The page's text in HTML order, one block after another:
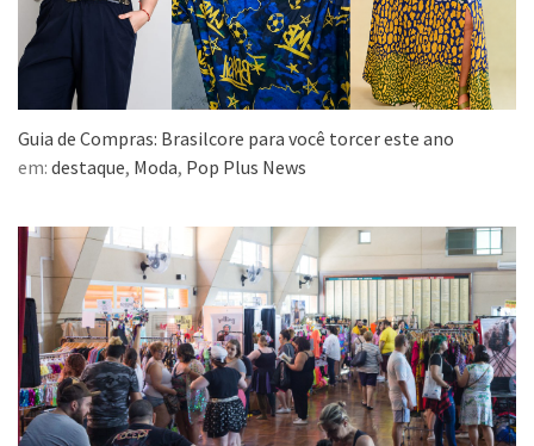
Guia de Compras: Brasilcore para você torcer este ano
em: destaque, Moda, Pop Plus News